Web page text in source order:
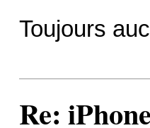
Toujours
Re: